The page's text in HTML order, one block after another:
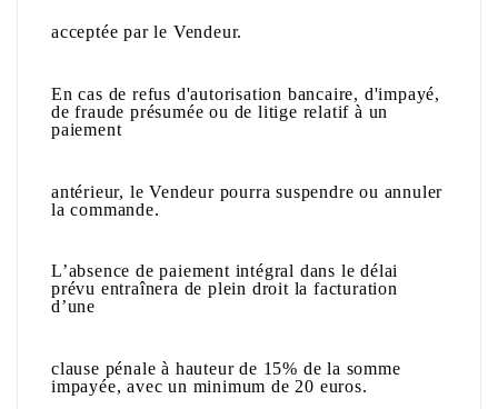
acceptée par le Vendeur.
En cas de refus d'autorisation bancaire, d'impayé,
de fraude présumée ou de litige relatif à un
paiement
antérieur, le Vendeur pourra suspendre ou annuler
la commande.
L’absence de paiement intégral dans le délai
prévu entraînera de plein droit la facturation
d’une
clause pénale à hauteur de 15% de la somme
impayée, avec un minimum de 20 euros.